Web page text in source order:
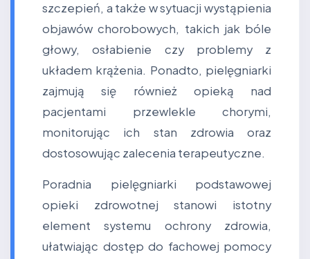
szczepień, a także w sytuacji wystąpienia
objawów chorobowych, takich jak bóle
głowy, osłabienie czy problemy z
układem krążenia. Ponadto, pielęgniarki
zajmują się również opieką nad
pacjentami przewlekle chorymi,
monitorując ich stan zdrowia oraz
dostosowując zalecenia terapeutyczne.
Poradnia pielęgniarki podstawowej
opieki zdrowotnej stanowi istotny
element systemu ochrony zdrowia,
ułatwiając dostęp do fachowej pomocy